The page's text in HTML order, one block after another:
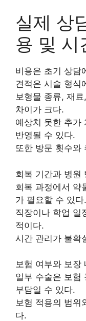
실제 상
용 및 시
비용은 초기 상담
견적은 시술 형식
보형물 종류, 재
차이가 크다.
예상치 못한 추가
반영될 수 있다.
또한 방문 횟수와
회복 기간과 병원
회복 과정에서 약
가 필요할 수 있다.
직장이나 학업 일
적이다.
시간 관리가 불확
보험 여부와 보장
일부 수술은 보험
부담일 수 있다.
보험 적용의 범위
다.